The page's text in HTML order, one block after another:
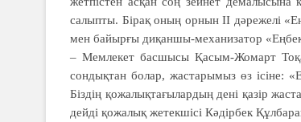
салыпты. Бірақ оның орнын ІІ дәрежелі
мен байырғы диқаншы-механизатор
– Мемлекет басшысы Қасым-Жомарт
сондықтан болар, жастарымыз өз ісіне:
Біздің қожалықтағылардың дені қазір
дейді қожалық жетекшісі Кәдірбек